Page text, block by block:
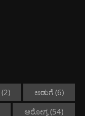
(2) ಅಡುಗೆ (6)
ಆರೋಗ್ಯ (54)